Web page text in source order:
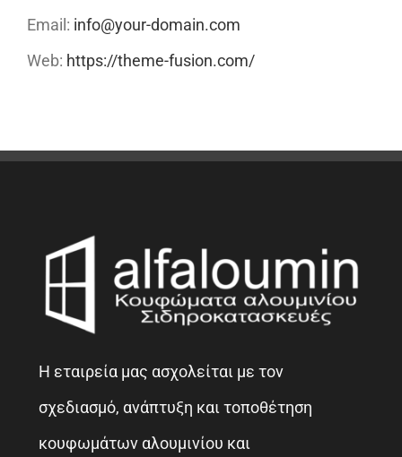
Email: info@your-domain.com
Web: https://theme-fusion.com/
Η εταιρεία μας ασχολείται με τον
σχεδιασμό, ανάπτυξη και τοποθέτηση
κουφωμάτων αλουμινίου και